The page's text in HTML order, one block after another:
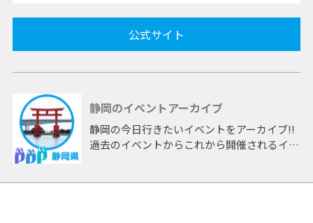
公式サイト
静岡のイベントアーカイブ
静岡の今日行きたいイベントをアーカイブ!!
過去のイベントからこれから開催されるイベ